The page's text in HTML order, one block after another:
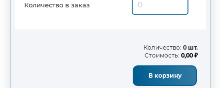
Количество в заказ
Количество: 0 шт.
Стоимость: 0,00 ₽
В корзину